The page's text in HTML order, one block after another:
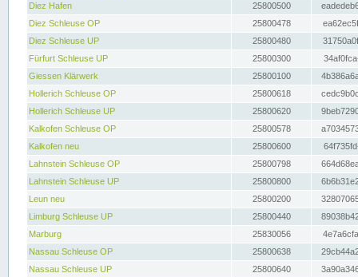
Diez Hafen
25800500
Diez Schleuse OP
25800478
Diez Schleuse UP
25800480
Fürfurt Schleuse UP
25800300
Giessen Klärwerk
25800100
Hollerich Schleuse OP
25800618
Hollerich Schleuse UP
25800620
Kalkofen Schleuse OP
25800578
Kalkofen neu
25800600
Lahnstein Schleuse OP
25800798
Lahnstein Schleuse UP
25800800
Leun neu
25800200
Limburg Schleuse UP
25800440
Marburg
25830056
Nassau Schleuse OP
25800638
Nassau Schleuse UP
25800640